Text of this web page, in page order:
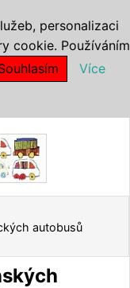
autobusů
personalizaci
cookie. Používáním
Více